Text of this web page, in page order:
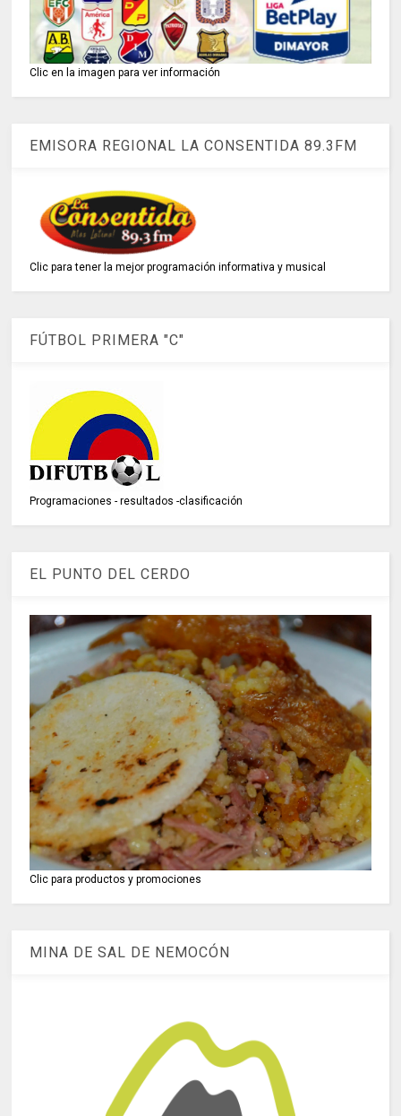
Clic en la imagen para ver información
EMISORA REGIONAL LA CONSENTIDA 89.3FM
Clic para tener la mejor programación informativa y musical
FÚTBOL PRIMERA "C"
Programaciones - resultados -clasificación
EL PUNTO DEL CERDO
Clic para productos y promociones
MINA DE SAL DE NEMOCÓN